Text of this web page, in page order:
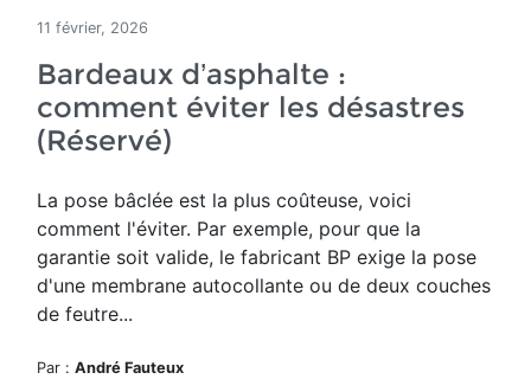
11 février, 2026
Bardeaux d’asphalte :
comment éviter les désastres
(Réservé)
La pose bâclée est la plus coûteuse, voici
comment l'éviter. Par exemple, pour que la
garantie soit valide, le fabricant BP exige la pose
d'une membrane autocollante ou de deux couches
de feutre...
Par : André Fauteux